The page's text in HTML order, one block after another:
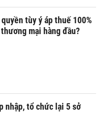
tùy ý áp thuế 100%
mại hàng đầu?
nhập, tổ chức lại 5 sở